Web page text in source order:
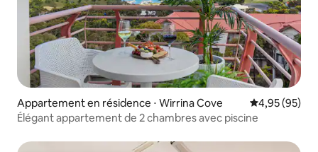
Appartement en résidence ⋅ Wirrina Cove Évaluation
4,95 (95)
Élégant appartement de 2 chambres avec piscine